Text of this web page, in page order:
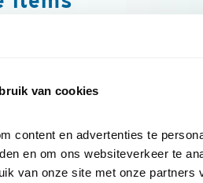
van cookies
content en advertenties te
en om ons websiteverkeer te
van onze site met onze partners